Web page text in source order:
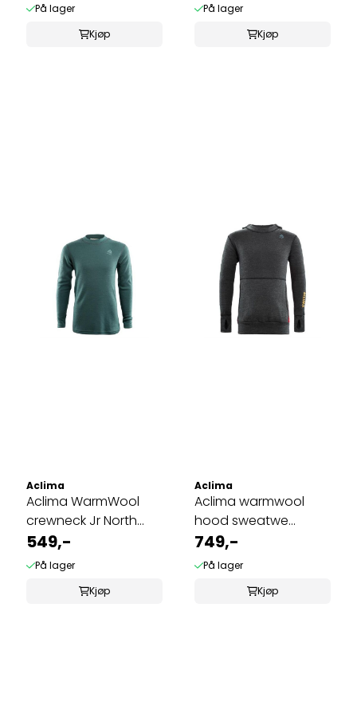
På lager
Kjøp
På lager
Kjøp
Aclima
Aclima WarmWool
crewneck Jr North
Atlantic / Reef ...
549,-
På lager
Kjøp
Aclima
Aclima warmwool
hood sweatwe
marengs/chilli ...
749,-
På lager
Kjøp